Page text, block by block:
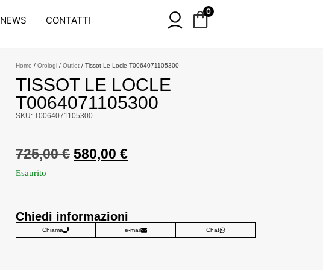
NEWS CONTATTI
0
Home / Orologi / Outlet / Tissot Le Locle T0064071105300
TISSOT LE LOCLE
T0064071105300
SKU: T0064071105300
725,00€ 580,00 €
Esaurito
Chiedi informazioni
Chiama e-mail Chat